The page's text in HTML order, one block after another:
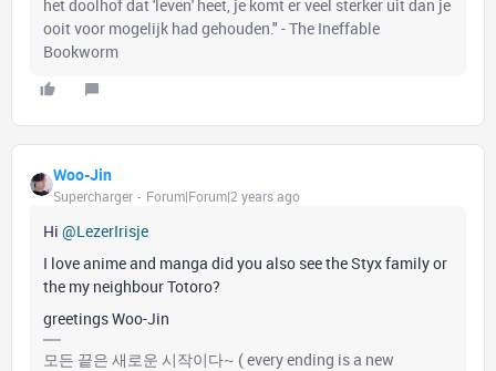
het doolhof dat 'leven' heet, je komt er veel sterker uit dan je
ooit voor mogelijk had gehouden." - The Ineffable
Bookworm
Woo-Jin
Supercharger Forum|Forum|2 years ago
Hi @LezerIrisje
I love anime and manga did you also see the Styx family or
the my neighbour Totoro?
greetings Woo-Jin
모든 끝은 새로운 시작이다~ ( every ending is a new